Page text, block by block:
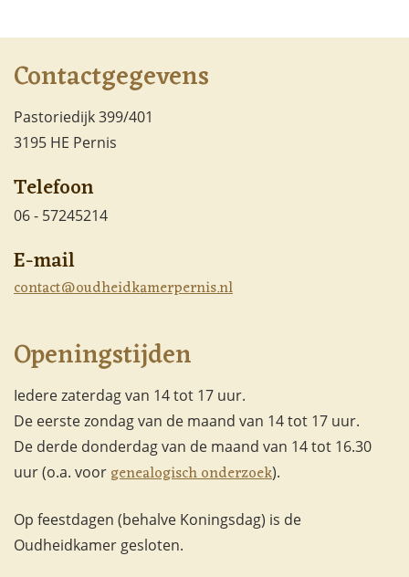
Contactgegevens
Pastoriedijk 399/401
3195 HE Pernis
Telefoon
06 - 57245214
E-mail
contact@oudheidkamerpernis.nl
Openingstijden
Iedere zaterdag van 14 tot 17 uur.
De eerste zondag van de maand van 14 tot 17 uur.
De derde donderdag van de maand van 14 tot 16.30
uur (o.a. voor genealogisch onderzoek).
Op feestdagen (behalve Koningsdag) is de
Oudheidkamer gesloten.